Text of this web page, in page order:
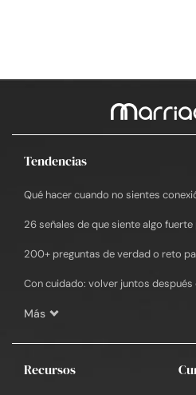
Tendencias
Qué hacer cuando no sientes
26 señales de que siente algo
200+ preguntas de verdad o reto
Con cuidado: volver juntos después
Más
Recursos